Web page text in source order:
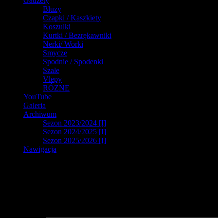
Bluzy
Czapki / Kaszkiety
Koszulki
Kurtki / Bezrękawniki
Nerki/ Worki
Smycze
Spodnie / Spodenki
Szale
Vlepy
RÓZNE
YouTube
Galeria
Archiwum
Sezon 2023/2024 [I]
Sezon 2024/2025 [I]
Sezon 2025/2026 [I]
Nawigacja